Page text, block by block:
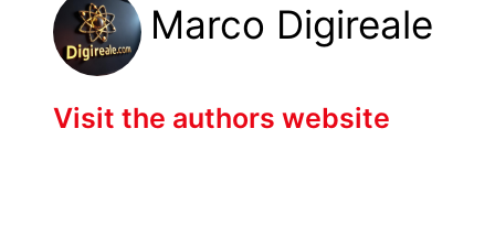
Marco Digireale
Visit the authors website